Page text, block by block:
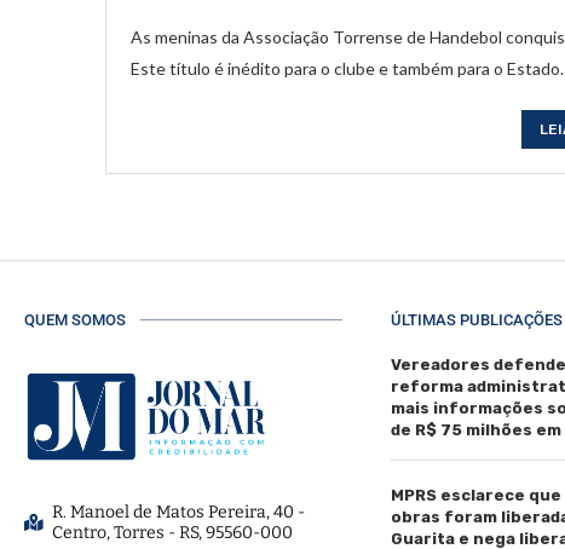
As meninas da Associação Torrense de Handebol
Este título é inédito para o clube e também para o
QUEM SOMOS
R. Manoel de Matos Pereira, 40 -
Centro, Torres - RS, 95560-000
ÚLTIMAS PUBLICAÇÕES
Vereadores
reforma
mais informações
de R$ 75 milhões
MPRS esclarece
obras foram
Guarita e nega